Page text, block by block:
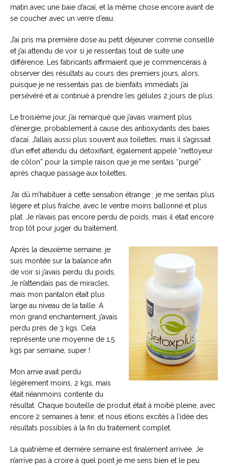
matin avec une baie d’acaï, et la même chose encore avant de
se coucher avec un verre d’eau.
J’ai pris ma première dose au petit déjeuner comme conseillé
et j’ai attendu de voir si je ressentais tout de suite une
différence. Les fabricants affirmaient que je commencerais à
observer des résultats au cours des premiers jours, alors,
puisque je ne ressentais pas de bienfaits immédiats j’ai
persévéré et ai continué à prendre les gélules 2 jours de plus.
Le troisième jour, j’ai remarqué que j’avais vraiment plus
d’énergie, probablement à cause des antioxydants des baies
d’acaï. J’allais aussi plus souvent aux toilettes, mais il s’agissait
d’un effet attendu du détoxifiant, également appelé “nettoyeur
de côlon” pour la simple raison que je me sentais “purgé”
après chaque passage aux toilettes.
J’ai dû m’habituer à cette sensation étrange ; je me sentais plus
légere et plus fraîche, avec le ventre moins ballonné et plus
plat. Je n’avais pas encore perdu de poids, mais il était encore
trop tôt pour juger du traitement.
Après la deuxième semaine, je
suis montée sur la balance afin
de voir si j’avais perdu du poids.
Je n’attendais pas de miracles,
mais mon pantalon était plus
large au niveau de la taille. A
mon grand enchantement, j’avais
perdu près de 3 kgs. Cela
représente une moyenne de 1,5
kgs par semaine, super !
Mon amie avait perdu
légèrement moins, 2 kgs, mais
était néanmoins contente du
résultat. Chaque bouteille de produit était à moitié pleine, avec
encore 2 semaines à tenir, et nous étions excités à l’idée des
résultats possibles à la fin du traitement complet.
La quatrième et dernière semaine est finalement arrivée. Je
n’arrive pas à croire à quel point je me sens bien et le peu